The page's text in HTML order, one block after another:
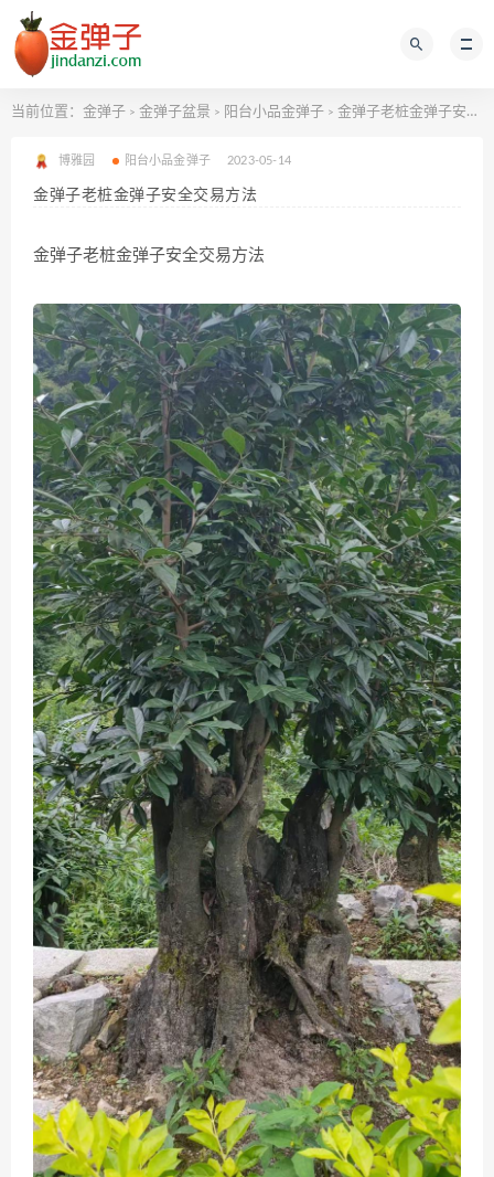
当前位置： 金弹子 > 金弹子盆景 > 阳台小品金弹子 > 金弹子老桩金弹子安全交易方法
博雅园 阳台小品金弹子 2023-05-14
金弹子老桩金弹子安全交易方法
金弹子老桩金弹子安全交易方法